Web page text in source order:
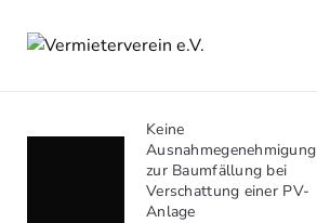
Keine
Ausnahmegenehmigung
zur Baumfällung bei
Verschattung einer PV-
Anlage